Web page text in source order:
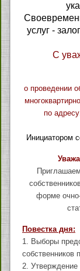
услуг -
С
о проведении
по
Инициатором
форме очно-
Повестка дня:
1. Выборы
собственников
2. Утверждение